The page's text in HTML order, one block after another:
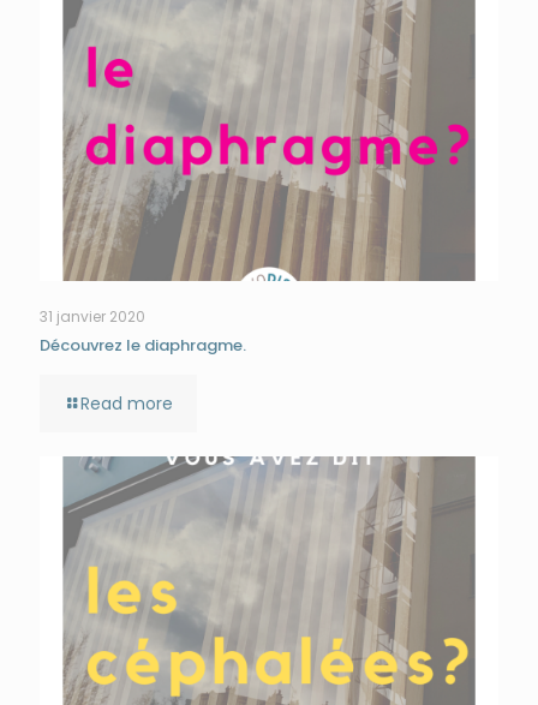
31 janvier 2020
Découvrez le diaphragme.
Read more